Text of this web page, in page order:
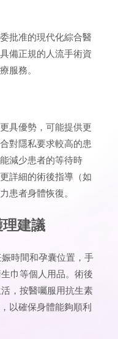
批准的現代化綜合醫
備正規的人流手術資
服務。​
具優勢，可能提供更
對隱私要求較高的患
減少患者的等待時
詳細的術後指導（如
患者身體恢復。​
建議​
時間和孕囊位置，手
巾等個人用品。術後
，按醫囑服用抗生素
以確保身體能夠順利